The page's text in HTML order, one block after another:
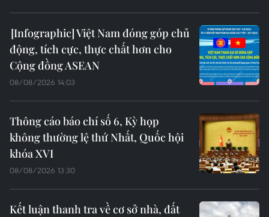
Việt Nam đóng góp chủ
động, tích cực, thực chất hơn cho
Cộng đồng ASEAN
08/08/2026 14:03
Thông cáo báo chí số 6, Kỳ họp
không thường lệ thứ Nhất, Quốc hội
khóa XVI
08/08/2026 13:30
Kết luận thanh tra về cơ sở nhà, đất